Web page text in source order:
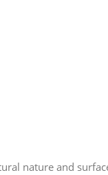
nature and